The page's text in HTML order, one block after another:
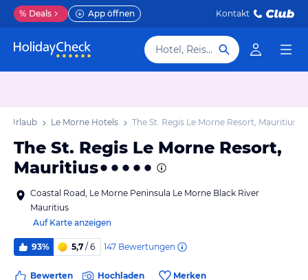
% Deals App öffnen Kontakt
Hotel, Reiseziel
Urlaub Le Morne Hotels The St. Regis Le Morne Resort, Mauritius
The St. Regis Le Morne Resort,
Mauritius
Coastal Road, Le Morne Peninsula Le Morne Black River
Mauritius
Auf Karte anzeigen
93% 5,7 / 6 147 Bewertungen
Bewerten Hochladen Merken